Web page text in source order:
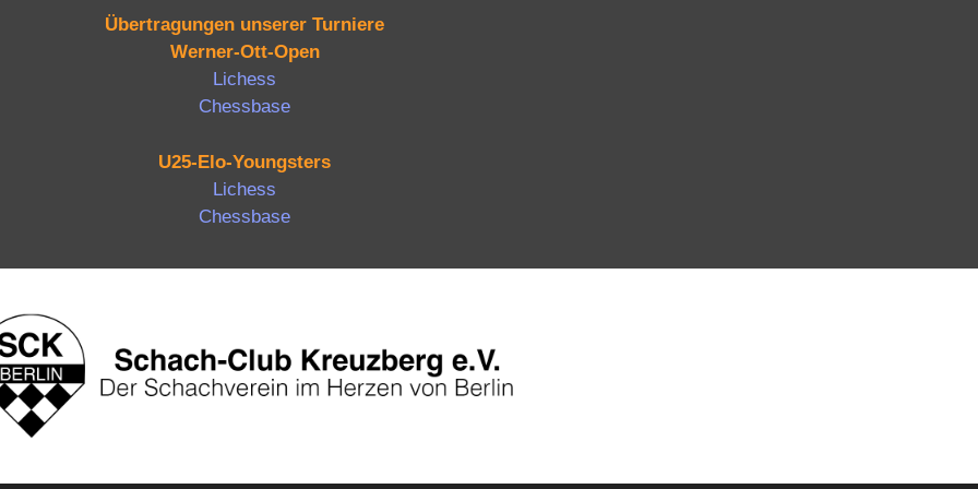
Übertragungen unserer Turniere
Werner-Ott-Open
Lichess
Chessbase
U25-Elo-Youngsters
Lichess
Chessbase